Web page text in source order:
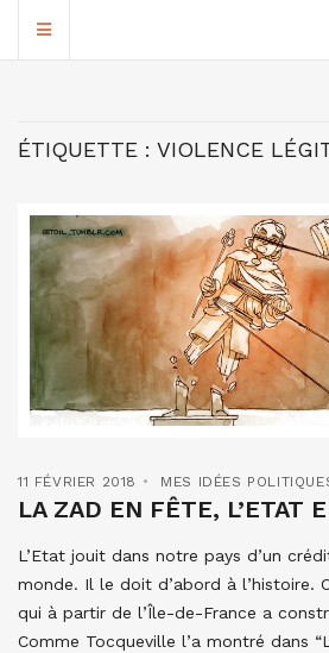
ÉTIQUETTE : VIOLENCE
11 FÉVRIER 2018 MES IDÉES
LA ZAD EN FÊTE, L’ETAT
L’Etat jouit dans notre pays d’un
monde. Il le doit d’abord à l’histoire.
qui à partir de l’Île-de-France a
Comme Tocqueville l’a montré dans